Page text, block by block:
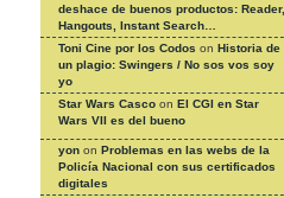
deshace de buenos productos: Reader,
Hangouts, Instant Search…
Toni Cine por los Codos on Historia de
un plagio: Swingers / No sos vos soy
yo
Star Wars Casco on El CGI en Star
Wars VII es del bueno
yon on Problemas en las webs de la
Policía Nacional con sus certificados
digitales